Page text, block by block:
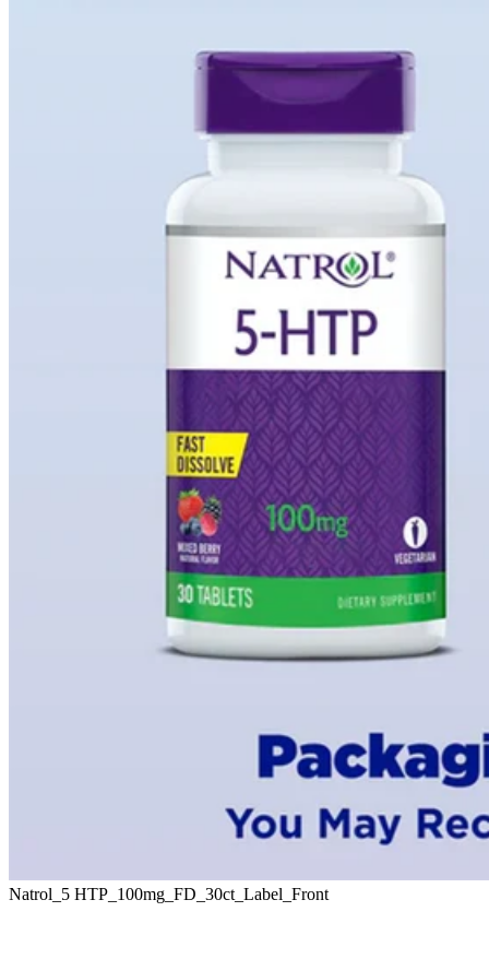
Natrol_5 HTP_100mg_FD_30ct_Label_Front